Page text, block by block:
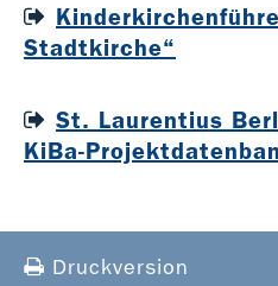
Stadtkirche“
St. Laurentius
KiBa-
Druckversion